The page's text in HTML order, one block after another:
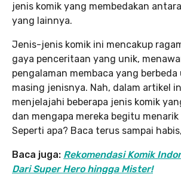
jenis komik yang membedakan
yang lainnya.
Jenis-jenis komik ini mencakup
gaya penceritaan yang unik,
pengalaman membaca yang
masing jenisnya. Nah, dalam artikel
menjelajahi beberapa jenis komik
dan mengapa mereka begitu menarik
Seperti apa? Baca terus sampai
Baca juga: Rekomendasi Komik
Dari Super Hero hingga Mister!